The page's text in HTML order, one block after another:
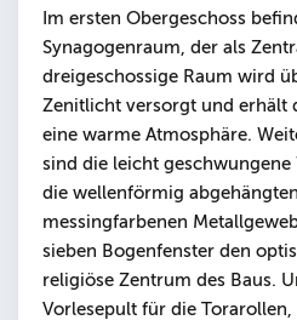
Im ersten Obergeschoss
Synagogenraum, der als
dreigeschossige Raum wird
Zenitlicht versorgt und erhält
eine warme Atmosphäre.
sind die leicht geschwungene
die wellenförmig
messingfarbenen
sieben Bogenfenster den
religiöse Zentrum des Baus.
Vorlesepult für die